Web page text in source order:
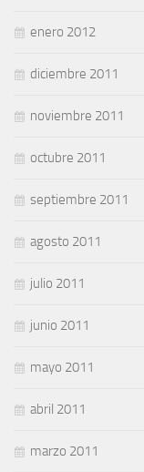
enero 2012
diciembre 2011
noviembre 2011
octubre 2011
septiembre 2011
agosto 2011
julio 2011
junio 2011
mayo 2011
abril 2011
marzo 2011